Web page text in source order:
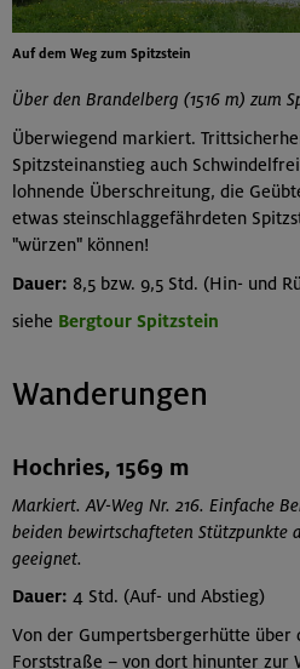
Auf dem Weg zum Spitzstein
Über den Brandelberg (1516 m) zum
Überwiegend markiert.
Spitzsteinanstieg auch
lohnende Überschreitung, die
etwas steinschlaggefährdeten
"würzen" können!
Dauer: 8,5 bzw. 9,5 Std. (Hin- und
siehe Bergtour Spitzstein
Wanderungen
Hochries, 1569 m
Markiert. AV-Weg Nr. 216. Einfache
beiden bewirtschafteten Stützpunkte
geeignet.
Dauer: 4 Std. (Auf- und Abstieg)
Von der Gumpertsbergerhütte über
Forststraße – von dort hinunter zur